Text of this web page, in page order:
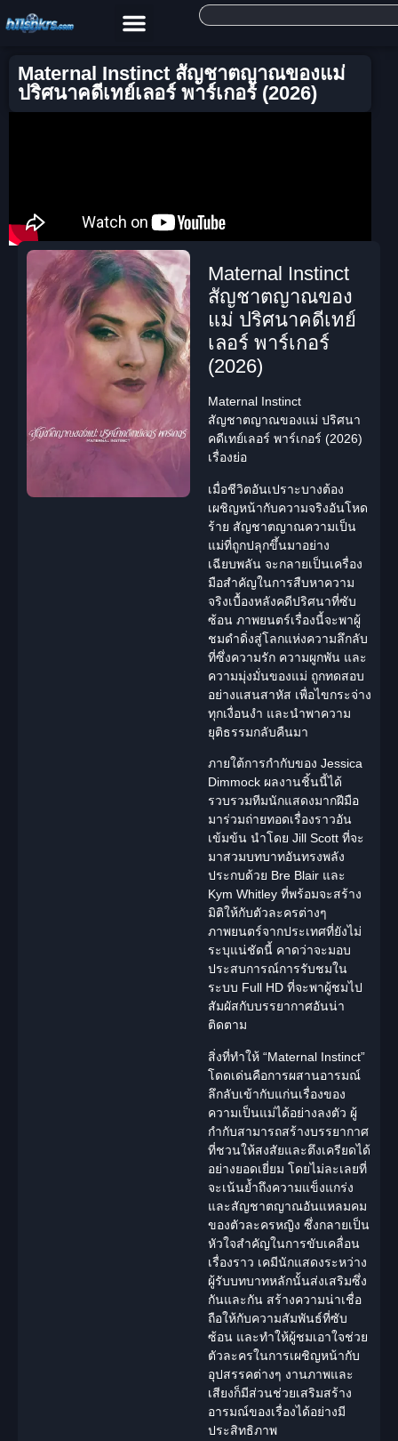
Maternal Instinct สัญชาตญาณของแม่
ปริศนาคดีเทย์เลอร์ พาร์เกอร์ (2026)
Maternal Instinct
สัญชาตญาณของ
แม่ ปริศนาคดีเทย์
เลอร์ พาร์เกอร์
(2026)
Maternal Instinct
สัญชาตญาณของแม่ ปริศนา
คดีเทย์เลอร์ พาร์เกอร์ (2026)
เรื่องย่อ
เมื่อชีวิตอันเปราะบางต้อง
เผชิญหน้ากับความจริงอันโหด
ร้าย สัญชาตญาณความเป็น
แม่ที่ถูกปลุกขึ้นมาอย่าง
เฉียบพลัน จะกลายเป็นเครื่อง
มือสำคัญในการสืบหาความ
จริงเบื้องหลังคดีปริศนาที่ซับ
ซ้อน ภาพยนตร์เรื่องนี้จะพาผู้
ชมดำดิ่งสู่โลกแห่งความลึกลับ
ที่ซึ่งความรัก ความผูกพัน และ
ความมุ่งมั่นของแม่ ถูกทดสอบ
อย่างแสนสาหัส เพื่อไขกระจ่าง
ทุกเงื่อนงำ และนำพาความ
ยุติธรรมกลับคืนมา
ภายใต้การกำกับของ Jessica
Dimmock ผลงานชิ้นนี้ได้
รวบรวมทีมนักแสดงมากฝีมือ
มาร่วมถ่ายทอดเรื่องราวอัน
เข้มข้น นำโดย Jill Scott ที่จะ
มาสวมบทบาทอันทรงพลัง
ประกบด้วย Bre Blair และ
Kym Whitley ที่พร้อมจะสร้าง
มิติให้กับตัวละครต่างๆ
ภาพยนตร์จากประเทศที่ยังไม่
ระบุแน่ชัดนี้ คาดว่าจะมอบ
ประสบการณ์การรับชมใน
ระบบ Full HD ที่จะพาผู้ชมไป
สัมผัสกับบรรยากาศอันน่า
ติดตาม
สิ่งที่ทำให้ “Maternal Instinct”
โดดเด่นคือการผสานอารมณ์
ลึกลับเข้ากับแก่นเรื่องของ
ความเป็นแม่ได้อย่างลงตัว ผู้
กำกับสามารถสร้างบรรยากาศ
ที่ชวนให้สงสัยและตึงเครียดได้
อย่างยอดเยี่ยม โดยไม่ละเลยที่
จะเน้นย้ำถึงความแข็งแกร่ง
และสัญชาตญาณอันแหลมคม
ของตัวละครหญิง ซึ่งกลายเป็น
หัวใจสำคัญในการขับเคลื่อน
เรื่องราว เคมีนักแสดงระหว่าง
ผู้รับบทบาทหลักนั้นส่งเสริมซึ่ง
กันและกัน สร้างความน่าเชื่อ
ถือให้กับความสัมพันธ์ที่ซับ
ซ้อน และทำให้ผู้ชมเอาใจช่วย
ตัวละครในการเผชิญหน้ากับ
อุปสรรคต่างๆ งานภาพและ
เสียงก็มีส่วนช่วยเสริมสร้าง
อารมณ์ของเรื่องได้อย่างมี
ประสิทธิภาพ